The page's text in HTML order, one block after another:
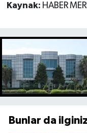
Kaynak: HABER
Bunlar da